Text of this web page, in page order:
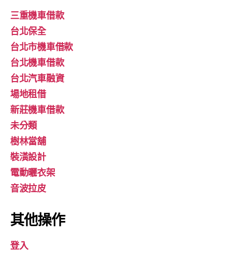
三重機車借款
台北保全
台北市機車借款
台北機車借款
台北汽車融資
場地租借
新莊機車借款
未分類
樹林當舖
裝潢設計
電動曬衣架
音波拉皮
其他操作
登入